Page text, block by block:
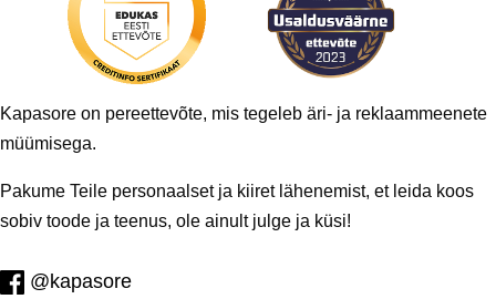
Kapasore on pereettevõte, mis tegeleb äri- ja reklaammeenete
müümisega.
Pakume Teile personaalset ja kiiret lähenemist, et leida koos
sobiv toode ja teenus, ole ainult julge ja küsi!
@kapasore